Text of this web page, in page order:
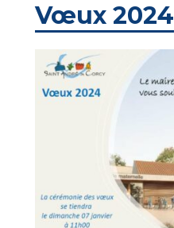
Vœux 2024